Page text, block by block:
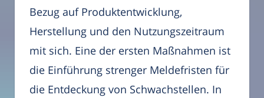
Bezug auf Produktentwicklung,
Herstellung und den Nutzungszeitraum
mit sich. Eine der ersten Maßnahmen ist
die Einführung strenger Meldefristen für
die Entdeckung von Schwachstellen. In